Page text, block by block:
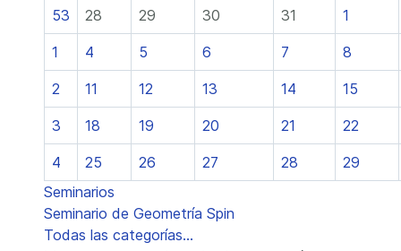
53 28 29 30 31 1
1 4 5 6 7 8
2 11 12 13 14 15
3 18 19 20 21 22
4 25 26 27 28
29
Seminarios
Seminario de Geometría Spin
Todas las categorías...